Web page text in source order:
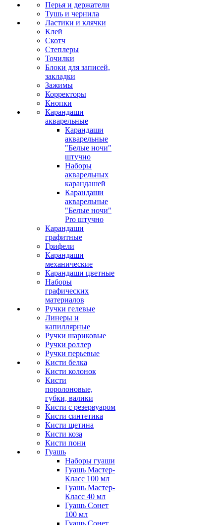
Перья и держатели
Тушь и чернила
Ластики и клячки
Клей
Скотч
Степлеры
Точилки
Блоки для записей,
закладки
Зажимы
Корректоры
Кнопки
Карандаши
акварельные
Карандаши
акварельные
"Белые ночи"
штучно
Наборы
акварельных
карандашей
Карандаши
акварельные
"Белые ночи"
Pro штучно
Карандаши
графитные
Грифели
Карандаши
механические
Карандаши цветные
Наборы
графических
материалов
Ручки гелевые
Линеры и
капиллярные
Ручки шариковые
Ручки роллер
Ручки перьевые
Кисти белка
Кисти колонок
Кисти
поролоновые,
губки, валики
Кисти с резервуаром
Кисти синтетика
Кисти щетина
Кисти коза
Кисти пони
Гуашь
Наборы гуаши
Гуашь Мастер-
Класс 100 мл
Гуашь Мастер-
Класс 40 мл
Гуашь Сонет
100 мл
Гуашь Сонет